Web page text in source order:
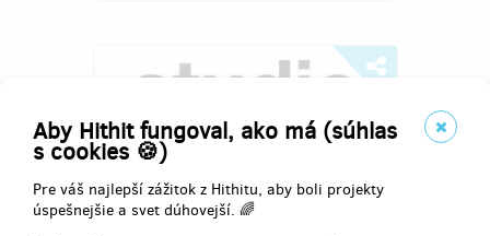
Aby Hithit fungoval, ako má (súhlas
s cookies 🍪)
Pre váš najlepší zážitok z Hithitu, aby boli projekty
úspešnejšie a svet dúhovejší. 🌈